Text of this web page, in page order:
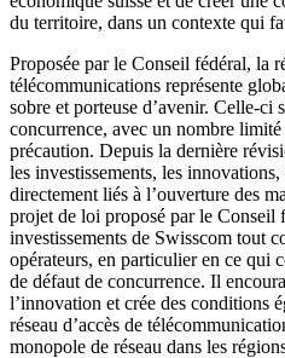
du territoire, dans un contexte qui
Proposée par le Conseil fédéral, la
télécommunications représente
sobre et porteuse d’avenir. Celle-ci
concurrence, avec un nombre
précaution. Depuis la dernière
les investissements, les
directement liés à l’ouverture des
projet de loi proposé par le Conseil
investissements de Swisscom tout
opérateurs, en particulier en ce qui
de défaut de concurrence. Il
l’innovation et crée des conditions
réseau d’accès de
monopole de réseau dans les